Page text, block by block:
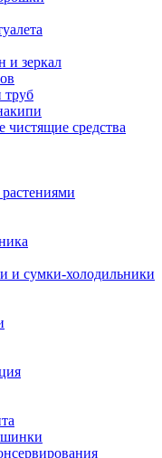
и зеркал
труб
чистящие средства
и сумки-холодильники